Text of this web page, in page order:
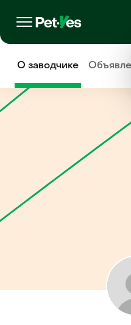
О заводчике